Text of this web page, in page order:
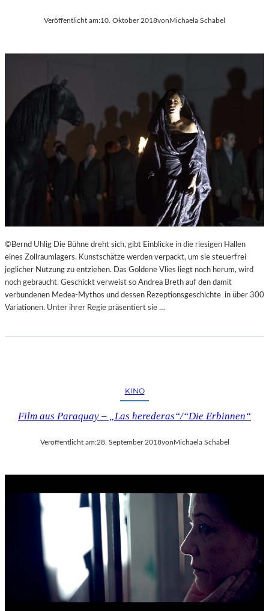
Veröffentlicht am:10. Oktober 2018von Michaela Schabel
©Bernd Uhlig Die Bühne dreht sich, gibt Einblicke in die riesigen Hallen
eines Zollraumlagers. Kunstschätze werden verpackt, um sie steuerfrei
jeglicher Nutzung zu entziehen. Das Goldene Vlies liegt noch herum, wird
noch gebraucht. Geschickt verweist so Andrea Breth auf den damit
verbundenen Medea-Mythos und dessen Rezeptionsgeschichte in über 300
Variationen. Unter ihrer Regie präsentiert sie …
KINO
Film aus Paraquay – „Las herederas“/“Die Erbinnen“
Veröffentlicht am:28. September 2018vonMichaela Schabel